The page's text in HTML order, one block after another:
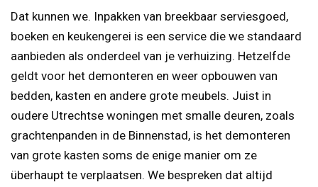
Dat kunnen we. Inpakken van breekbaar serviesgoed,
boeken en keukengerei is een service die we standaard
aanbieden als onderdeel van je verhuizing. Hetzelfde
geldt voor het demonteren en weer opbouwen van
bedden, kasten en andere grote meubels. Juist in
oudere Utrechtse woningen met smalle deuren, zoals
grachtenpanden in de Binnenstad, is het demonteren
van grote kasten soms de enige manier om ze
überhaupt te verplaatsen. We bespreken dat altijd